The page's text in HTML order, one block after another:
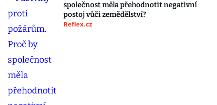
společnost měla přehodnotit negativní
postoj vůči zemědělství?
Reflex.cz